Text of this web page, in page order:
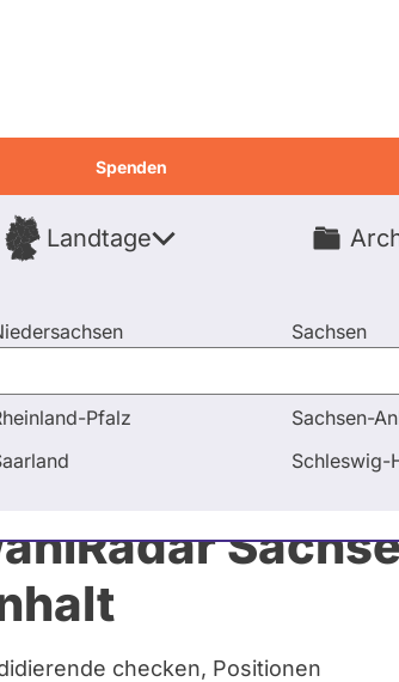
Landtage
Pfalz
Sachsen
Sachsen-
Schleswig-
Spenden
checken, Positionen
Bundes-